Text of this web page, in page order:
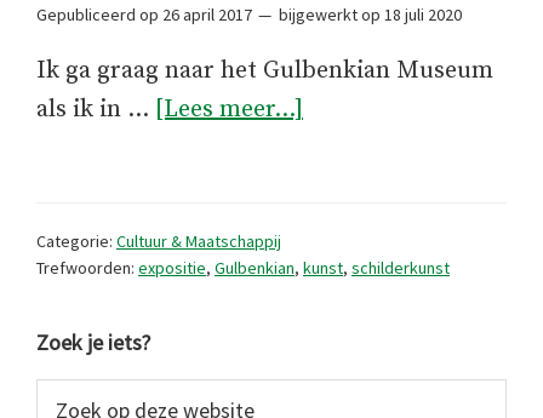
Gepubliceerd op 26 april 2017 bijgewerkt op 18 juli 2020
Ik ga graag naar het Gulbenkian Museum
als ik in … [Lees meer...]
een
Categorie: Cultuur & Maatschappij
Trefwoorden: expositie, Gulbenkian, kunst, schilderkunst
Primaire
Sidebar
Zoek je iets?